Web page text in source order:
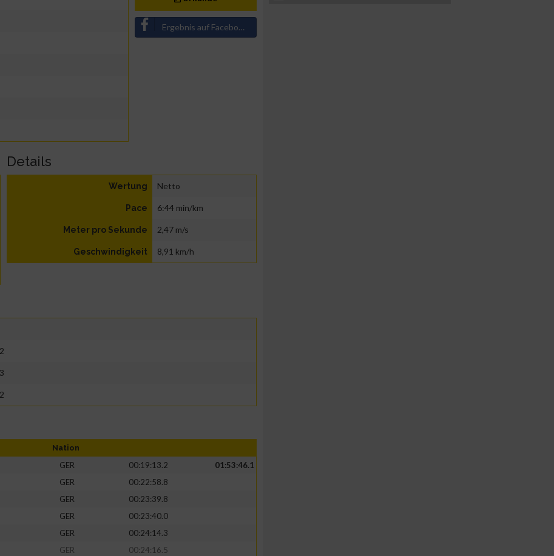
Ergebnis auf Facebook teilen
Details
Wertung Netto
Pace 6:44 min/km
Meter pro Sekunde 2,47 m/s
Geschwindigkeit 8,91 km/h
Nation
GER 00:19:13.2
01:53:46.1
GER
00:22:58.8
GER
00:23:39.8
GER
00:23:40.0
GER
00:24:14.3
GER
00:24:16.5